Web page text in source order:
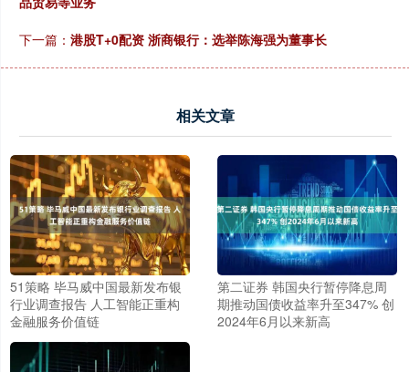
下一篇： 港股T+0配资 浙商银行：选举陈海强为董事长
相关文章
51策略 毕马威中国最新发布银
行业调查报告 人工智能正重构
金融服务价值链
第二证券 韩国央行暂停降息周
期推动国债收益率升至347% 创
2024年6月以来新高